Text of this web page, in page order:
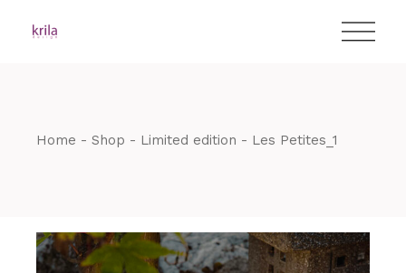
Home Shop Limited edition Les Petites_1